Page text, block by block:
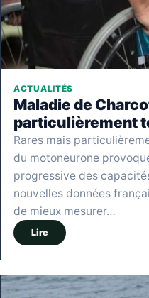
ACTUALITÉS
Maladie de
particulièrement
Rares mais
du motoneurone
progressive des
nouvelles données
de mieux mesurer…
Lire